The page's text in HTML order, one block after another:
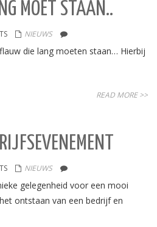
MOET STAAN..
NIEUWS
die lang moeten staan… Hierbij
READ MORE >>
NIEUWS
gelegenheid voor een mooi
ontstaan van een bedrijf en